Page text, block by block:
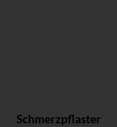
Schmerzpflaster